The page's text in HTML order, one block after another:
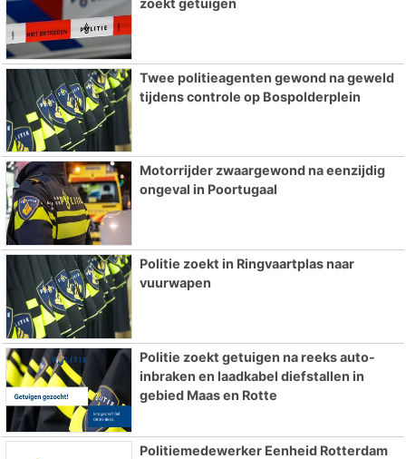
Twee politieagenten gewond na geweld
tijdens controle op Bospolderplein
Motorrijder zwaargewond na eenzijdig
ongeval in Poortugaal
Politie zoekt in Ringvaartplas naar
vuurwapen
Politie zoekt getuigen na reeks auto-
inbraken en laadkabel diefstallen in
gebied Maas en Rotte
Politiemedewerker Eenheid Rotterdam